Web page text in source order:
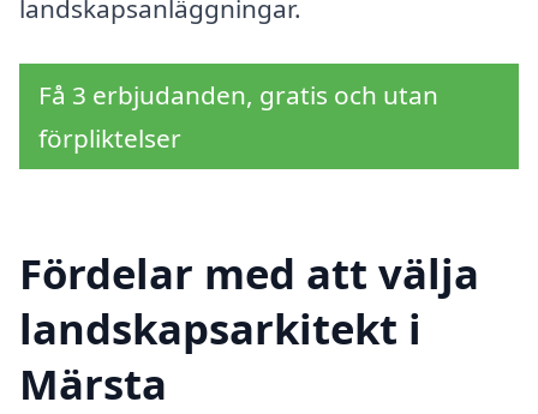
landskapsanläggningar.
Få 3 erbjudanden, gratis och utan
förpliktelser
Fördelar med att välja
landskapsarkitekt i
Märsta